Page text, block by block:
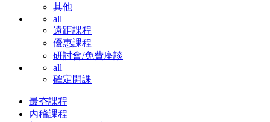
其他
all
遠距課程
優惠課程
研討會/免費座談
all
確定開課
最夯課程
內稽課程